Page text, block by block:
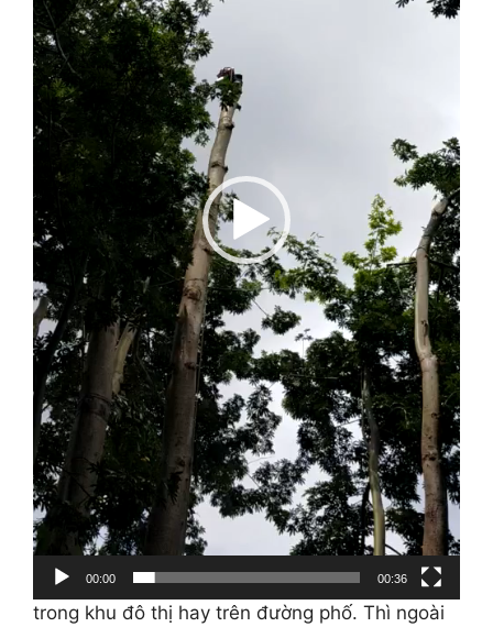
00:00 00:36
trong khu đô thị hay trên đường phố. Thì ngoài